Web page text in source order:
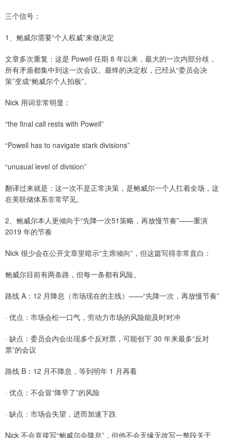
三个信号：
1、鲍威尔需要“个人权威”来做决定
文章多次重复：这是 Powell 任期 8 年以来，最大的一次内部分歧，
所有矛盾都集中到这一次会议。最终的决定权，已经从“委员会决
策”变成“鲍威尔个人拍板”。
Nick 用词非常明显：
“the final call rests with Powell”
“Powell has to navigate stark divisions”
“unusual level of division”
翻译过来就是：这一次不是正常决策，是鲍威尔一个人扛着全场，这
在美联储体系非常罕见。
2、鲍威尔本人更倾向于“先降一次51策略，再放慢节奏”——重演
2019 年的节奏
Nick 很少会在公开文章里暗示“主席倾向”，但这篇写得非常直白：
鲍威尔目前有两条路，但每一条都有风险。
路线 A：12 月降息（市场现在的主线）——“先降一次，再放慢节奏”
· 优点：市场会松一口气，劳动力市场的风险能及时对冲
· 缺点：委员会内会出现多个反对票，可能创下 30 年来最多“反对
票”的会议
路线 B：12 月不降息，等到明年 1 月再看
· 优点：不会冒“降早了”的风险
· 缺点：市场会失望，进而加速下跌
Nick 不会直接写“鲍威尔会降息”，但他不会无缘无故写一整段关于